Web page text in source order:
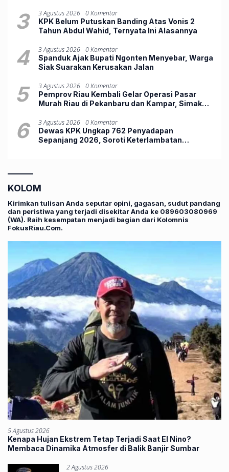
3 3 Agustus 2026 0 Komentar
KPK Belum Putuskan Banding Atas Vonis 2
Tahun Abdul Wahid, Ternyata Ini Alasannya
4 3 Agustus 2026 0 Komentar
Spanduk Ajak Bupati Ngonten Menyebar, Warga
Siak Suarakan Kerusakan Jalan
5 3 Agustus 2026 0 Komentar
Pemprov Riau Kembali Gelar Operasi Pasar
Murah Riau di Pekanbaru dan Kampar, Simak
6 3 Agustus 2026 0 Komentar
Dewas KPK Ungkap 762 Penyadapan
Sepanjang 2026, Soroti Keterlambatan
KOLOM
Kirimkan tulisan Anda seputar opini, gagasan, sudut pandang
dan peristiwa yang terjadi disekitar Anda ke 089603080969
(WA). Raih kesempatan menjadi bagian dari Kolomnis
FokusRiau.Com.
5 Agustus 2026
Kenapa Hujan Ekstrem Tetap Terjadi Saat El Nino?
Membaca Dinamika Atmosfer di Balik Banjir Sumbar
2 Agustus 2026